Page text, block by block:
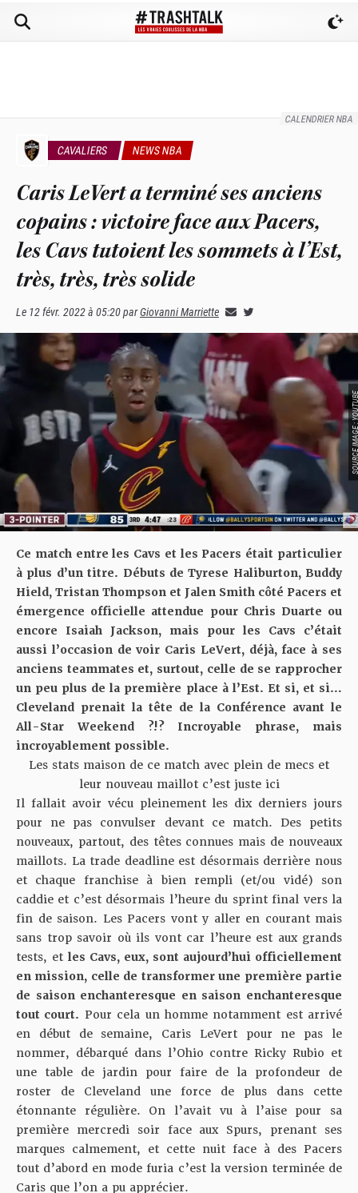
CALENDRIER NBA
CAVALIERS NEWS NBA
Caris LeVert a terminé ses anciens
copains : victoire face aux Pacers,
les Cavs tutoient les sommets à l’Est,
très, très, très solide
Le 12 févr. 2022 à 05:20parGiovanni Marriette
SOURCE
Ce match entre les Cavs et les Pacers était particulier
à plus d’un titre. Débuts de Tyrese Haliburton, Buddy
Hield, Tristan Thompson et Jalen Smith côté Pacers et
émergence officielle attendue pour Chris Duarte ou
encore Isaiah Jackson, mais pour les Cavs c’était
aussi l’occasion de voir Caris LeVert, déjà, face à ses
anciens teammates et, surtout, celle de se rapprocher
un peu plus de la première place à l’Est. Et si, et si…
Cleveland prenait la tête de la Conférence avant le
All-Star Weekend ?!? Incroyable phrase, mais
incroyablement possible.
Les stats maison de ce match avec plein de mecs et
leur nouveau maillot c’est juste ici
Il fallait avoir vécu pleinement les dix derniers jours
pour ne pas convulser devant ce match. Des petits
nouveaux, partout, des têtes connues mais de nouveaux
maillots. La trade deadline est désormais derrière nous
et chaque franchise à bien rempli (et/ou vidé) son
caddie et c’est désormais l’heure du sprint final vers la
fin de saison. Les Pacers vont y aller en courant mais
sans trop savoir où ils vont car l’heure est aux grands
tests, et les Cavs, eux, sont aujourd’hui officiellement
en mission, celle de transformer une première partie
de saison enchanteresque en saison enchanteresque
tout court. Pour cela un homme notamment est arrivé
en début de semaine, Caris LeVert pour ne pas le
nommer, débarqué dans l’Ohio contre Ricky Rubio et
une table de jardin pour faire de la profondeur de
roster de Cleveland une force de plus dans cette
étonnante régulière. On l’avait vu à l’aise pour sa
première mercredi soir face aux Spurs, prenant ses
marques calmement, et cette nuit face à des Pacers
tout d’abord en mode furia c’est la version terminée de
Caris que l’on a pu apprécier.